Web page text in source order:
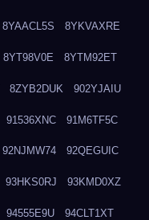
8YAACL5S 8YKVAXRE
8YT98V0E 8YTM92ET
8ZYB2DUK 902YJAIU
91536XNC 91M6TF5C
92NJMW74 92QEGUIC
93HKS0RJ 93KMD0XZ
94555E9U 94CLT1XT